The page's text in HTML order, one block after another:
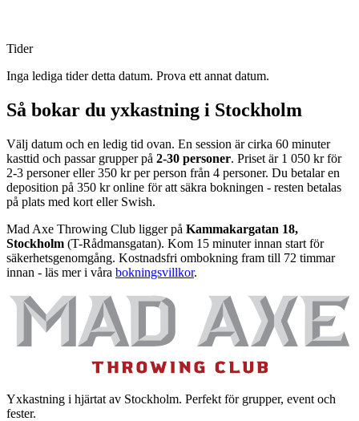
Tider
Inga lediga tider detta datum. Prova ett annat datum.
Så bokar du yxkastning i Stockholm
Välj datum och en ledig tid ovan. En session är cirka 60 minuter
kasttid och passar grupper på 2-30 personer. Priset är 1 050 kr för
2-3 personer eller 350 kr per person från 4 personer. Du betalar en
deposition på 350 kr online för att säkra bokningen - resten betalas
på plats med kort eller Swish.
Mad Axe Throwing Club ligger på Kammakargatan 18,
Stockholm (T-Rådmansgatan). Kom 15 minuter innan start för
säkerhetsgenomgång. Kostnadsfri ombokning fram till 72 timmar
innan - läs mer i våra bokningsvillkor.
Yxkastning i hjärtat av Stockholm. Perfekt för grupper, event och
fester.